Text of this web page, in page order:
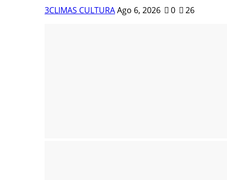
3CLIMAS CULTURAAgo 6, 2026 0 26